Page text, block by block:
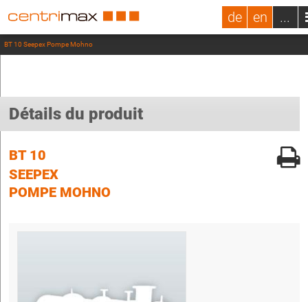
de en ...
BT 10 Seepex Pompe Mohno
Détails du produit
BT 10
SEEPEX
POMPE MOHNO